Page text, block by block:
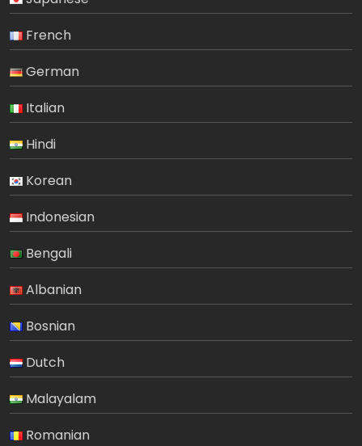
French
German
Italian
Hindi
Korean
Indonesian
Bengali
Albanian
Bosnian
Dutch
Malayalam
Romanian